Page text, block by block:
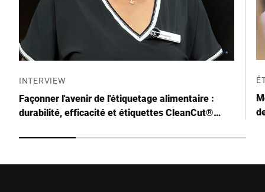
INTERVIEW
Façonner l'avenir de l'étiquetage alimentaire :
durabilité, efficacité et étiquettes CleanCut®